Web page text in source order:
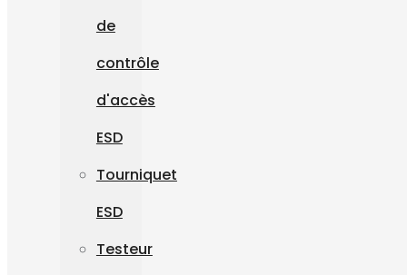
de
contrôle
d'accès
ESD
Tourniquet
ESD
Testeur